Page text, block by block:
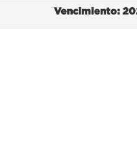
Vencimiento: